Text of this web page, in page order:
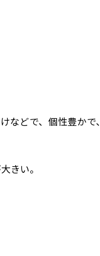
どで、個性豊かで、
きい。